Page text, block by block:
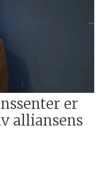
er
alliansens